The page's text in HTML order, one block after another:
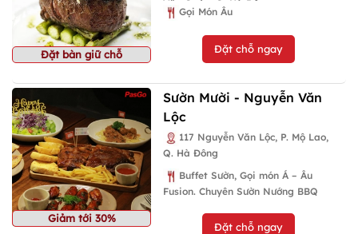
Đặt bàn giữ chỗ
Văn Quán, Q. Hà Đông
Gọi Món Âu
Đặt chỗ ngay
Giảm tới 30%
Sườn Mười - Nguyễn Văn
Lộc
117 Nguyễn Văn Lộc, P. Mộ Lao,
Q. Hà Đông
Buffet Sườn, Gọi món Á – Âu
Fusion. Chuyên Sườn Nướng BBQ
Đặt chỗ ngay